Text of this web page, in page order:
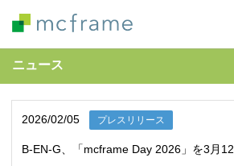
ニュース
2026/02/05 プレスリリース
B-EN-G、「mcframe Day 2026」を3月